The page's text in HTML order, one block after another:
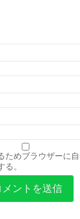
ためブラウザーに
。